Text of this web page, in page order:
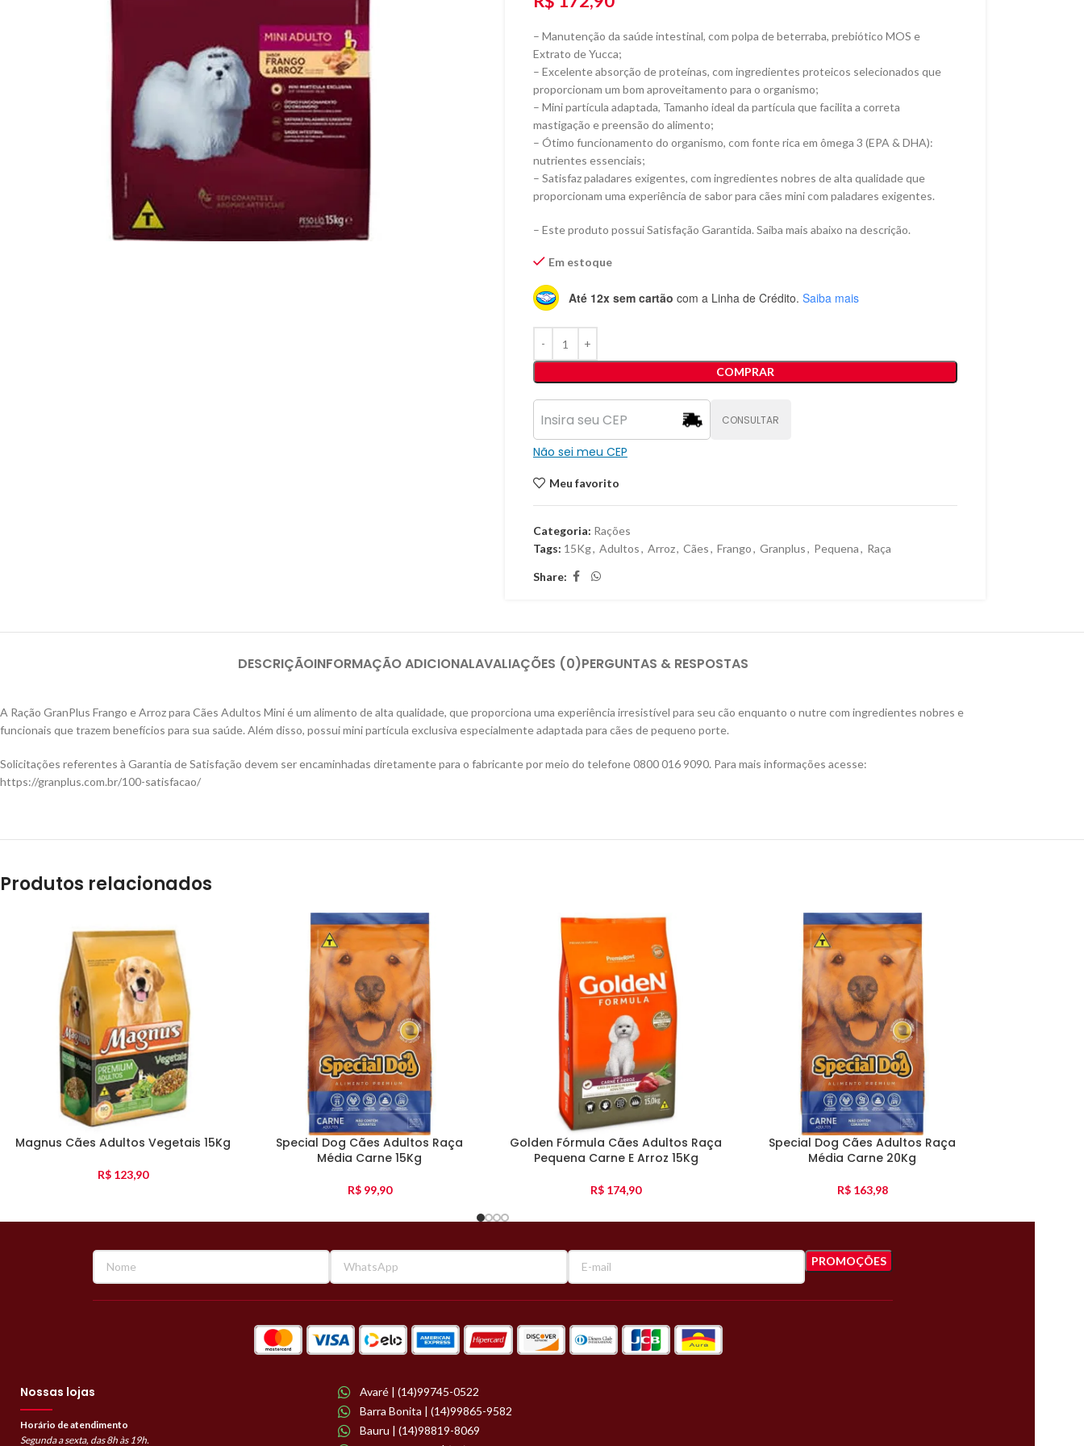
– Manutenção da saúde intestinal, com polpa de beterraba, prebiótico MOS e
Extrato de Yucca;
– Excelente absorção de proteínas, com ingredientes proteicos selecionados que
proporcionam um bom aproveitamento para o organismo;
– Mini partícula adaptada, Tamanho ideal da partícula que facilita a correta
mastigação e preensão do alimento;
– Ótimo funcionamento do organismo, com fonte rica em ômega 3 (EPA & DHA):
nutrientes essenciais;
– Satisfaz paladares exigentes, com ingredientes nobres de alta qualidade que
proporcionam uma experiência de sabor para cães mini com paladares exigentes.
– Este produto possui Satisfação Garantida. Saiba mais abaixo na descrição.
Em estoque
Até 12x sem cartão com a Linha de Crédito. Saiba mais
COMPRAR
CONSULTAR
Não sei meu CEP
Meu favorito
Categoria: Rações
Tags: 15Kg, Adultos, Arroz, Cães, Frango, Granplus, Pequena, Raça
Share:
DESCRIÇÃOINFORMAÇÃO ADICIONALAVALIAÇÕES (0)PERGUNTAS & RESPOSTAS
A Ração GranPlus Frango e Arroz para Cães Adultos Mini é um alimento de alta qualidade, que proporciona uma experiência irresistível para seu cão enquanto o nutre com ingredientes nobres e
funcionais que trazem benefícios para sua saúde. Além disso, possui mini partícula exclusiva especialmente adaptada para cães de pequeno porte.
Solicitações referentes à Garantia de Satisfação devem ser encaminhadas diretamente para o fabricante por meio do telefone 0800 016 9090. Para mais informações acesse:
https://granplus.com.br/100-satisfacao/
Produtos relacionados
Magnus Cães Adultos Vegetais 15Kg
R$ 123,90
Special Dog Cães Adultos Raça
Média Carne 15Kg
R$99,90
Golden Fórmula Cães Adultos Raça
Pequena Carne E Arroz 15Kg
R$ 174,90
Special Dog Cães Adultos Raça
Média Carne 20Kg
R$163,98
Nossas lojas
Horário de atendimento
Segunda a sexta, das 8h às 19h.
Avaré | (14)99745-0522
Barra Bonita | (14)99865-9582
Bauru | (14)98819-8069